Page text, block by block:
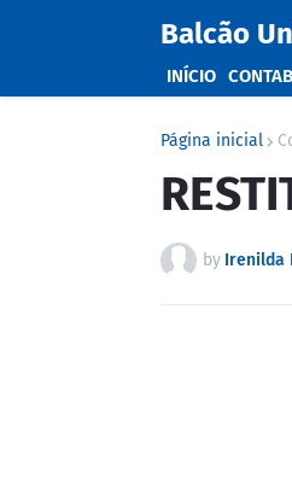
Balcão
INÍCIO
Página inicial
by Irenilda